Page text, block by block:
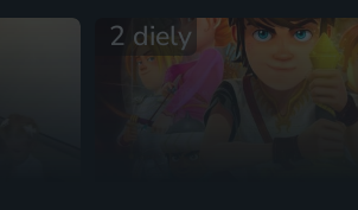
2 diely